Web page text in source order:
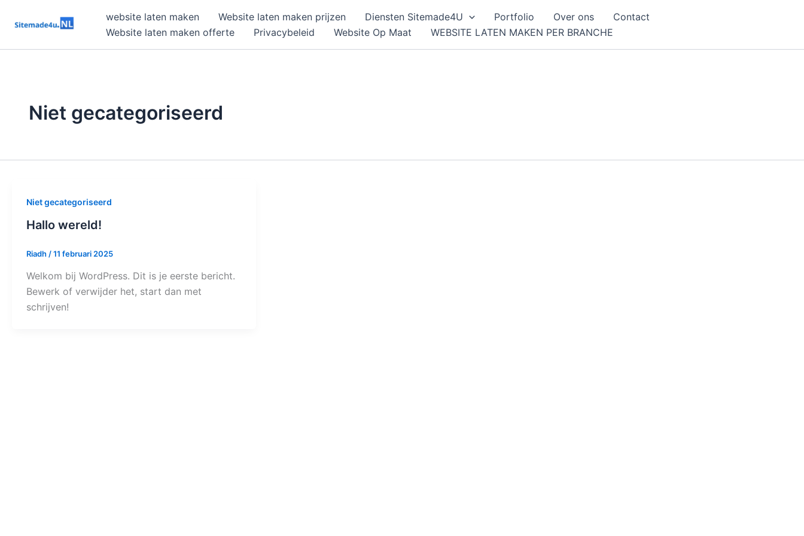
naar
website laten maken Website laten maken prijzen Diensten Sitemade4U Portfolio Over ons
Contact
Website laten maken offerte
Privacybeleid Website Op Maat WEBSITE LATEN MAKEN PER BRANCHE
Niet gecategoriseerd
Niet gecategoriseerd
Hallo wereld!
Riadh /11 februari 2025
Welkom bij WordPress. Dit is je eerste bericht.
Bewerk of verwijder het, start dan met
schrijven!